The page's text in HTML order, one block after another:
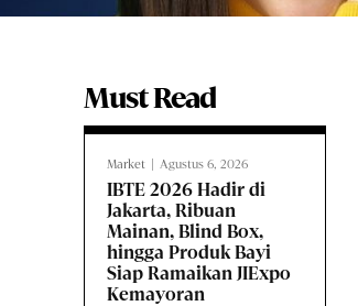
Must Read
Market Agustus 6, 2026
IBTE 2026 Hadir di
Jakarta, Ribuan
Mainan, Blind Box,
hingga Produk Bayi
Siap Ramaikan JIExpo
Kemayoran